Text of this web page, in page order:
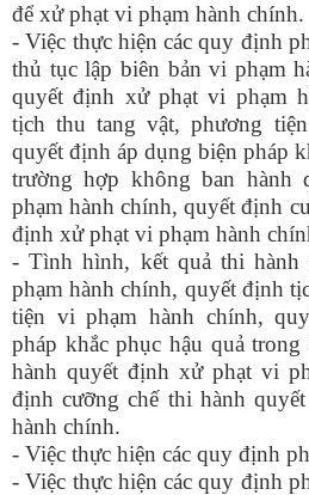
để xử phạt vi phạm hành chính.
- Việc thực hiện các quy định
thủ tục lập biên bản vi phạm
quyết định xử phạt vi phạm
tịch thu tang vật, phương
quyết định áp dụng biện pháp
trường hợp không ban hành
phạm hành chính, quyết định
định xử phạt vi phạm hành
- Tình hình, kết quả thi
phạm hành chính, quyết định
tiện vi phạm hành chính,
pháp khắc phục hậu quả
hành quyết định xử phạt vi
định cưỡng chế thi hành
hành chính.
- Việc thực hiện các quy định
- Việc thực hiện các quy định